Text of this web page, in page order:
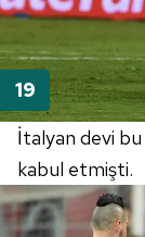
İtalyan devi
kabul etmişti.